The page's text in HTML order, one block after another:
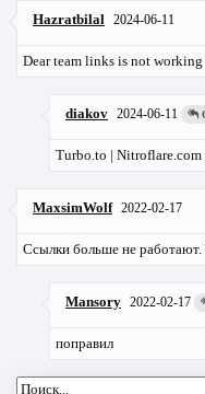
Hazratbilal 2024-06-11
Dear team links is not working
diakov 2024-06-11
Turbo.to | Nitroflare.com
MaxsimWolf 2022-02-17
Ссылки больше не
Mansory 2022-02-17
поправил